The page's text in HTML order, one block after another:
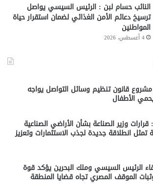
النائب حسام لبن : الرئيس السيسي يواصل
ترسيخ دعائم الأمن الغذائي لضمان استقرار حياة
المواطنين
4 أغسطس، 2026
قانون تنظيم وسائل التواصل يواجه
الأطفال
وزير الصناعة بشأن الأراضي الصناعية
تمثل انطلاقة جديدة لجذب الاستثمارات وتعزيز
الرئيس السيسي وملك البحرين يؤكد قوة
وثبات الموقف المصري تجاه قضايا المنطقة